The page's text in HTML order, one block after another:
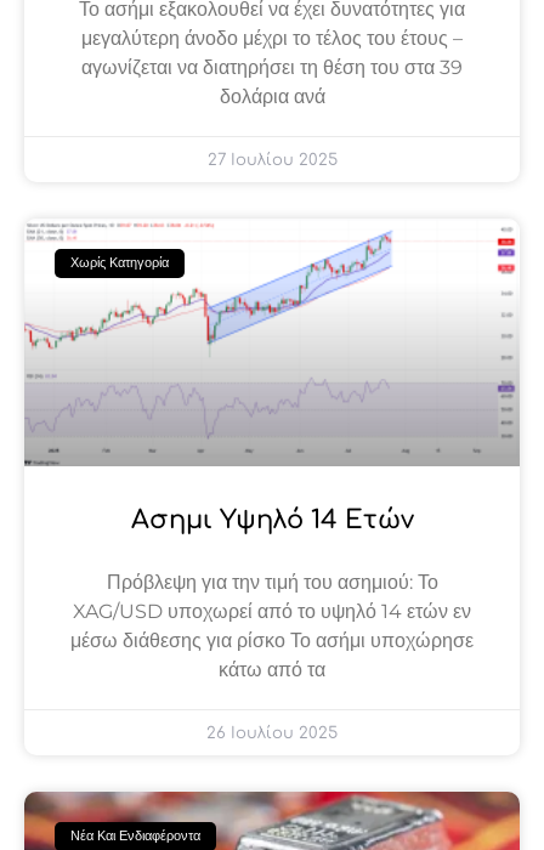
Το ασήμι εξακολουθεί να έχει δυνατότητες για
μεγαλύτερη άνοδο μέχρι το τέλος του έτους –
αγωνίζεται να διατηρήσει τη θέση του στα 39
δολάρια ανά
27 Ιουλίου 2025
Χωρίς Κατηγορία
Ασημι Υψηλό 14 Ετών
Πρόβλεψη για την τιμή του ασημιού: Το
XAG/USD υποχωρεί από το υψηλό 14 ετών εν
μέσω διάθεσης για ρίσκο Το ασήμι υποχώρησε
κάτω από τα
26 Ιουλίου 2025
Νέα Και Ενδιαφέροντα